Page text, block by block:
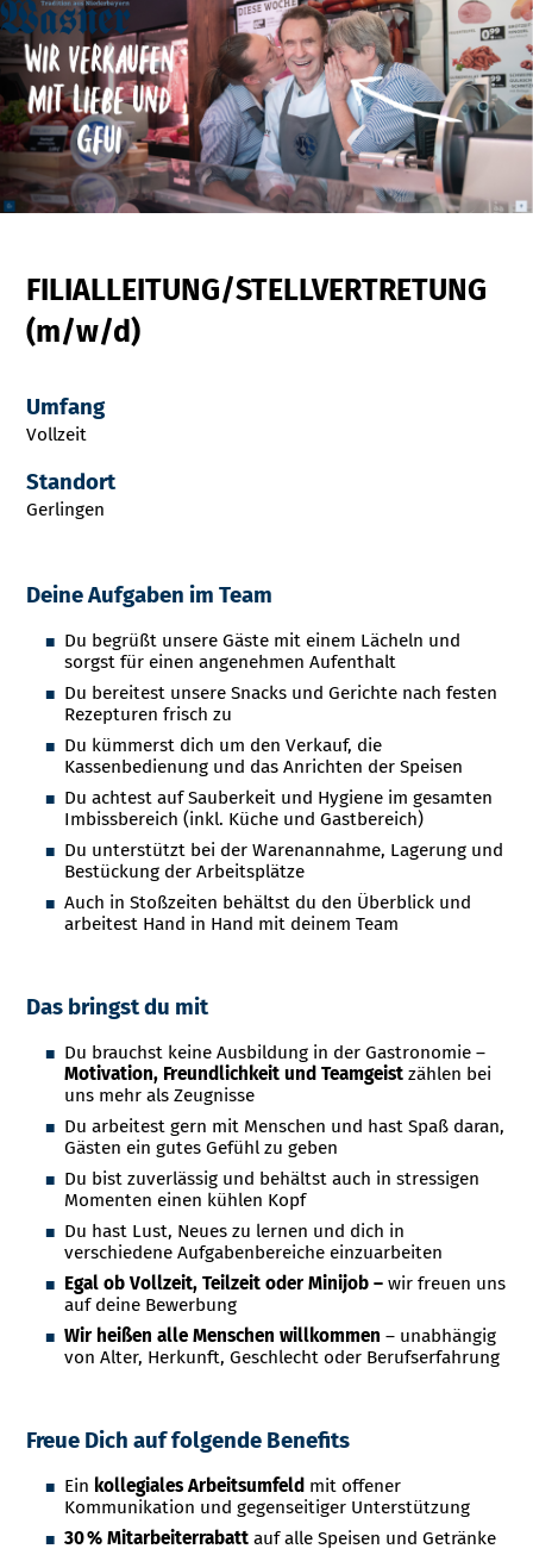
FILIALLEITUNG/STELLVERTRETUNG
(m/w/d)
Umfang
Vollzeit
Standort
Gerlingen
Deine Aufgaben im Team
Du begrüßt unsere Gäste mit einem Lächeln und
sorgst für einen angenehmen Aufenthalt
Du bereitest unsere Snacks und Gerichte nach festen
Rezepturen frisch zu
Du kümmerst dich um den Verkauf, die
Kassenbedienung und das Anrichten der Speisen
Du achtest auf Sauberkeit und Hygiene im gesamten
Imbissbereich (inkl. Küche und Gastbereich)
Du unterstützt bei der Warenannahme, Lagerung und
Bestückung der Arbeitsplätze
Auch in Stoßzeiten behältst du den Überblick und
arbeitest Hand in Hand mit deinem Team
Das bringst du mit
Du brauchst keine Ausbildung in der Gastronomie –
Motivation, Freundlichkeit und Teamgeist zählen bei
uns mehr als Zeugnisse
Du arbeitest gern mit Menschen und hast Spaß daran,
Gästen ein gutes Gefühl zu geben
Du bist zuverlässig und behältst auch in stressigen
Momenten einen kühlen Kopf
Du hast Lust, Neues zu lernen und dich in
verschiedene Aufgabenbereiche einzuarbeiten
Egal ob Vollzeit, Teilzeit oder Minijob – wir freuen uns
auf deine Bewerbung
Wir heißen alle Menschen willkommen – unabhängig
von Alter, Herkunft, Geschlecht oder Berufserfahrung
Freue Dich auf folgende Benefits
Ein kollegiales Arbeitsumfeld mit offener
Kommunikation und gegenseitiger Unterstützung
30 % Mitarbeiterrabatt auf alle Speisen und Getränke